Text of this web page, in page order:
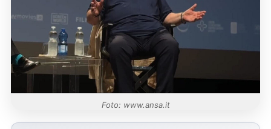
Foto: www.ansa.it